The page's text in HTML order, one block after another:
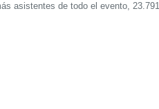
asistentes de todo el evento,